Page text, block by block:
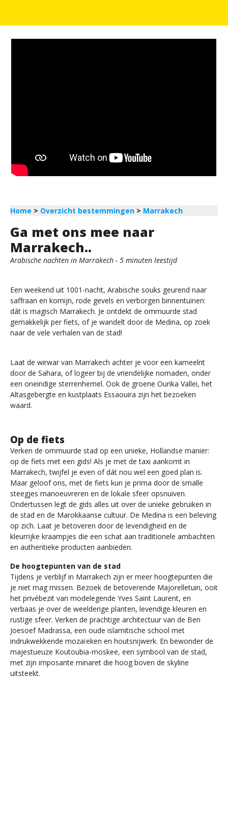
Home > Overzicht bestemmingen > Marrakech
Ga met ons mee naar
Marrakech..
Arabische nachten in Marrakech - 5 minuten leestijd
Een weekend uit 1001-nacht, Arabische souks geurend naar
saffraan en komijn, rode gevels en verborgen binnentuinen:
dát is magisch Marrakech. Je ontdekt de ommuurde stad
gemakkelijk per fiets, of je wandelt door de Medina, op zoek
naar de vele verhalen van de stad!
Laat de wirwar van Marrakech achter je voor een kameelrit
door de Sahara, of logeer bij de vriendelijke nomaden, onder
een oneindige sterrenhemel. Ook de groene Ourika Vallei, het
Altasgebergte en kustplaats Essaouira zijn het bezoeken
waard.
Op de fiets
Verken de ommuurde stad op een unieke, Hollandse manier:
op de fiets met een gids! Als je met de taxi aankomt in
Marrakech, twijfel je even of dát nou wel een goed plan is.
Maar geloof ons, met de fiets kun je prima door de smalle
steegjes manoeuvreren en de lokale sfeer opsnuiven.
Ondertussen legt de gids alles uit over de unieke gebruiken in
de stad en de Marokkaanse cultuur. De Medina is een beleving
op zich. Laat je betoveren door de levendigheid en de
kleurrijke kraampjes die een schat aan traditionele ambachten
en authentieke producten aanbieden.
De hoogtepunten van de stad
Tijdens je verblijf in Marrakech zijn er meer hoogtepunten die
je niet mag missen. Bezoek de betoverende Majorelletuin, ooit
het privébezit van modelegende Yves Saint Laurent, en
verbaas je over de weelderige planten, levendige kleuren en
rustige sfeer. Verken de prachtige architectuur van de Ben
Joesoef Madrassa, een oude islamitische school met
indrukwekkende mozaïeken en houtsnijwerk. En bewonder de
majestueuze Koutoubia-moskee, een symbool van de stad,
met zijn imposante minaret die hoog boven de skyline
uitsteekt.